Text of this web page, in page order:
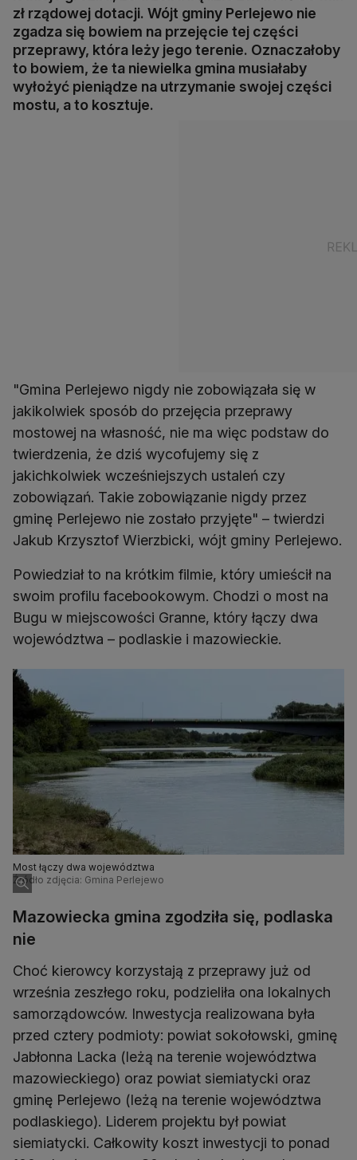
zł rządowej dotacji. Wójt gminy Perlejewo nie
zgadza się bowiem na przejęcie tej części
przeprawy, która leży jego terenie. Oznaczałoby
to bowiem, że ta niewielka gmina musiałaby
wyłożyć pieniądze na utrzymanie swojej części
mostu, a to kosztuje.
"Gmina Perlejewo nigdy nie zobowiązała się w
jakikolwiek sposób do przejęcia przeprawy
mostowej na własność, nie ma więc podstaw do
twierdzenia, że dziś wycofujemy się z
jakichkolwiek wcześniejszych ustaleń czy
zobowiązań. Takie zobowiązanie nigdy przez
gminę Perlejewo nie zostało przyjęte" – twierdzi
Jakub Krzysztof Wierzbicki, wójt gminy Perlejewo.
Powiedział to na krótkim filmie, który umieścił na
swoim profilu facebookowym. Chodzi o most na
Bugu w miejscowości Granne, który łączy dwa
województwa – podlaskie i mazowieckie.
Most łączy dwa województwa
Źródło zdjęcia: Gmina Perlejewo
Mazowiecka gmina zgodziła się, podlaska
nie
Choć kierowcy korzystają z przeprawy już od
września zeszłego roku, podzieliła ona lokalnych
samorządowców. Inwestycja realizowana była
przed cztery podmioty: powiat sokołowski, gminę
Jabłonna Lacka (leżą na terenie województwa
mazowieckiego) oraz powiat siemiatycki oraz
gminę Perlejewo (leżą na terenie województwa
podlaskiego). Liderem projektu był powiat
siemiatycki. Całkowity koszt inwestycji to ponad